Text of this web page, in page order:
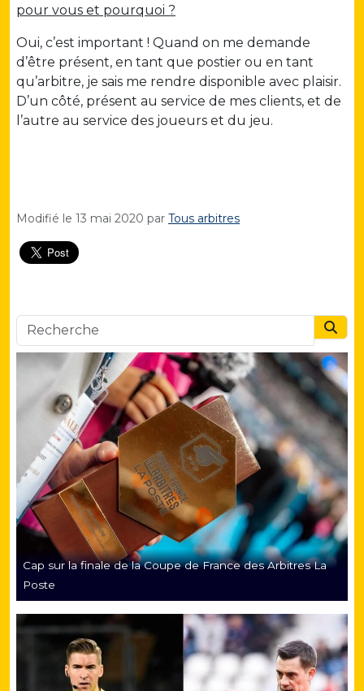
pour vous et pourquoi ?
Oui, c’est important ! Quand on me demande
d’être présent, en tant que postier ou en tant
qu’arbitre, je sais me rendre disponible avec plaisir.
D’un côté, présent au service de mes clients, et de
l’autre au service des joueurs et du jeu.
Modifié le 13 mai 2020 par Tous arbitres
Cap sur la finale de la Coupe de France des Arbitres La
Poste